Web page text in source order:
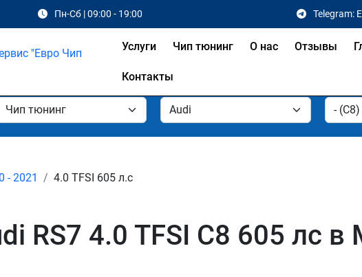
Пн-Сб | 09:00 - 19:00 Telegram:
Услуги Чип тюнинг О нас Отзывы
Контакты
- 2021 4.0 TFSI 605 л.с
RS7 4.0 TFSI C8 605 лс в